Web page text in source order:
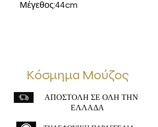
Μέγεθος:44cm
Κόσμημα Μούζος
ΑΠΟΣΤΟΛΗ ΣΕ ΟΛΗ ΤΗΝ
ΕΛΛΑΔΑ